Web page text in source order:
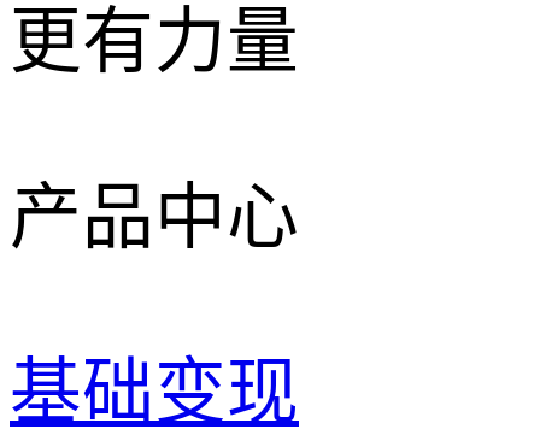
更有力量
产品中心
基础变现